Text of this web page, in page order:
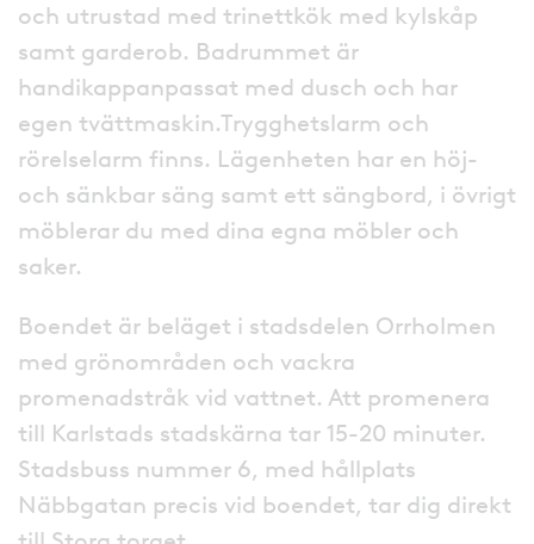
och utrustad med trinettkök med kylskåp
samt garderob. Badrummet är
handikappanpassat med dusch och har
egen tvättmaskin.Trygghetslarm och
rörelselarm finns. Lägenheten har en höj-
och sänkbar säng samt ett sängbord, i övrigt
möblerar du med dina egna möbler och
saker.
Boendet är beläget i stadsdelen Orrholmen
med grönområden och vackra
promenadstråk vid vattnet. Att promenera
till Karlstads stadskärna tar 15-20 minuter.
Stadsbuss nummer 6, med hållplats
Näbbgatan precis vid boendet, tar dig direkt